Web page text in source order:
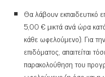
Θα λάβουν εκπαιδευτικό
5,00 € μικτά ανά ώρα
κάθε ωφελούμενο). Για
επιδόματος, απαιτείται
παρακολούθηση του